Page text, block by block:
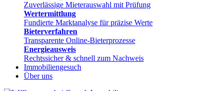
Zuverlässige Mieterauswahl mit Prüfung
Wertermittlung
Fundierte Marktanalyse für präzise Werte
Bieterverfahren
Transparente Online-Bieterprozesse
Energieausweis
Rechtssicher & schnell zum Nachweis
Immobiliengesuch
Über uns